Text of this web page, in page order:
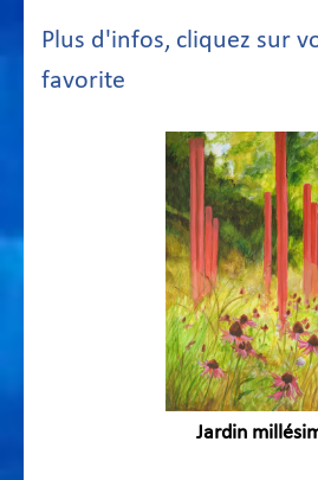
Plus d'infos, cliquez sur
favorite
Jardin